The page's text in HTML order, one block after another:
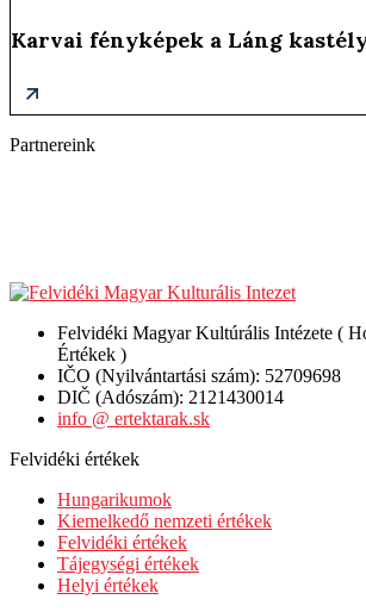
Karvai fényképek a Láng
Partnereink
Felvidéki Magyar Kultúrális Intézete (
Értékek )
IČO (Nyilvántartási szám): 52709698
DIČ (Adószám): 2121430014
info @ ertektarak.sk
Felvidéki értékek
Hungarikumok
Kiemelkedő nemzeti értékek
Felvidéki értékek
Tájegységi értékek
Helyi értékek